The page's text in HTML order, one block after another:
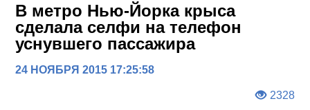
В метро Нью-Йорка крыса
сделала селфи на телефон
уснувшего пассажира
24 НОЯБРЯ 2015 17:25:58
2328